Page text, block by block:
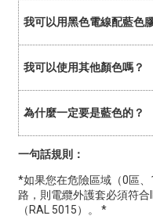
我可以用黑色電線配藍色
我可以使用其他顏色嗎？
為什麼一定要是藍色的？
一句話規則：
*如果您在危險區域（0區
路，則電纜外護套必須符
（RAL 5015）。 *